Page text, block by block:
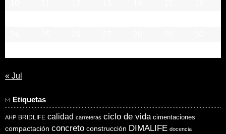
« Jul
Etiquetas
AHP BRIDLIFE calidad carreteras ciclo de vida cimentaciones
compactación concreto construcción DIMALIFE docencia